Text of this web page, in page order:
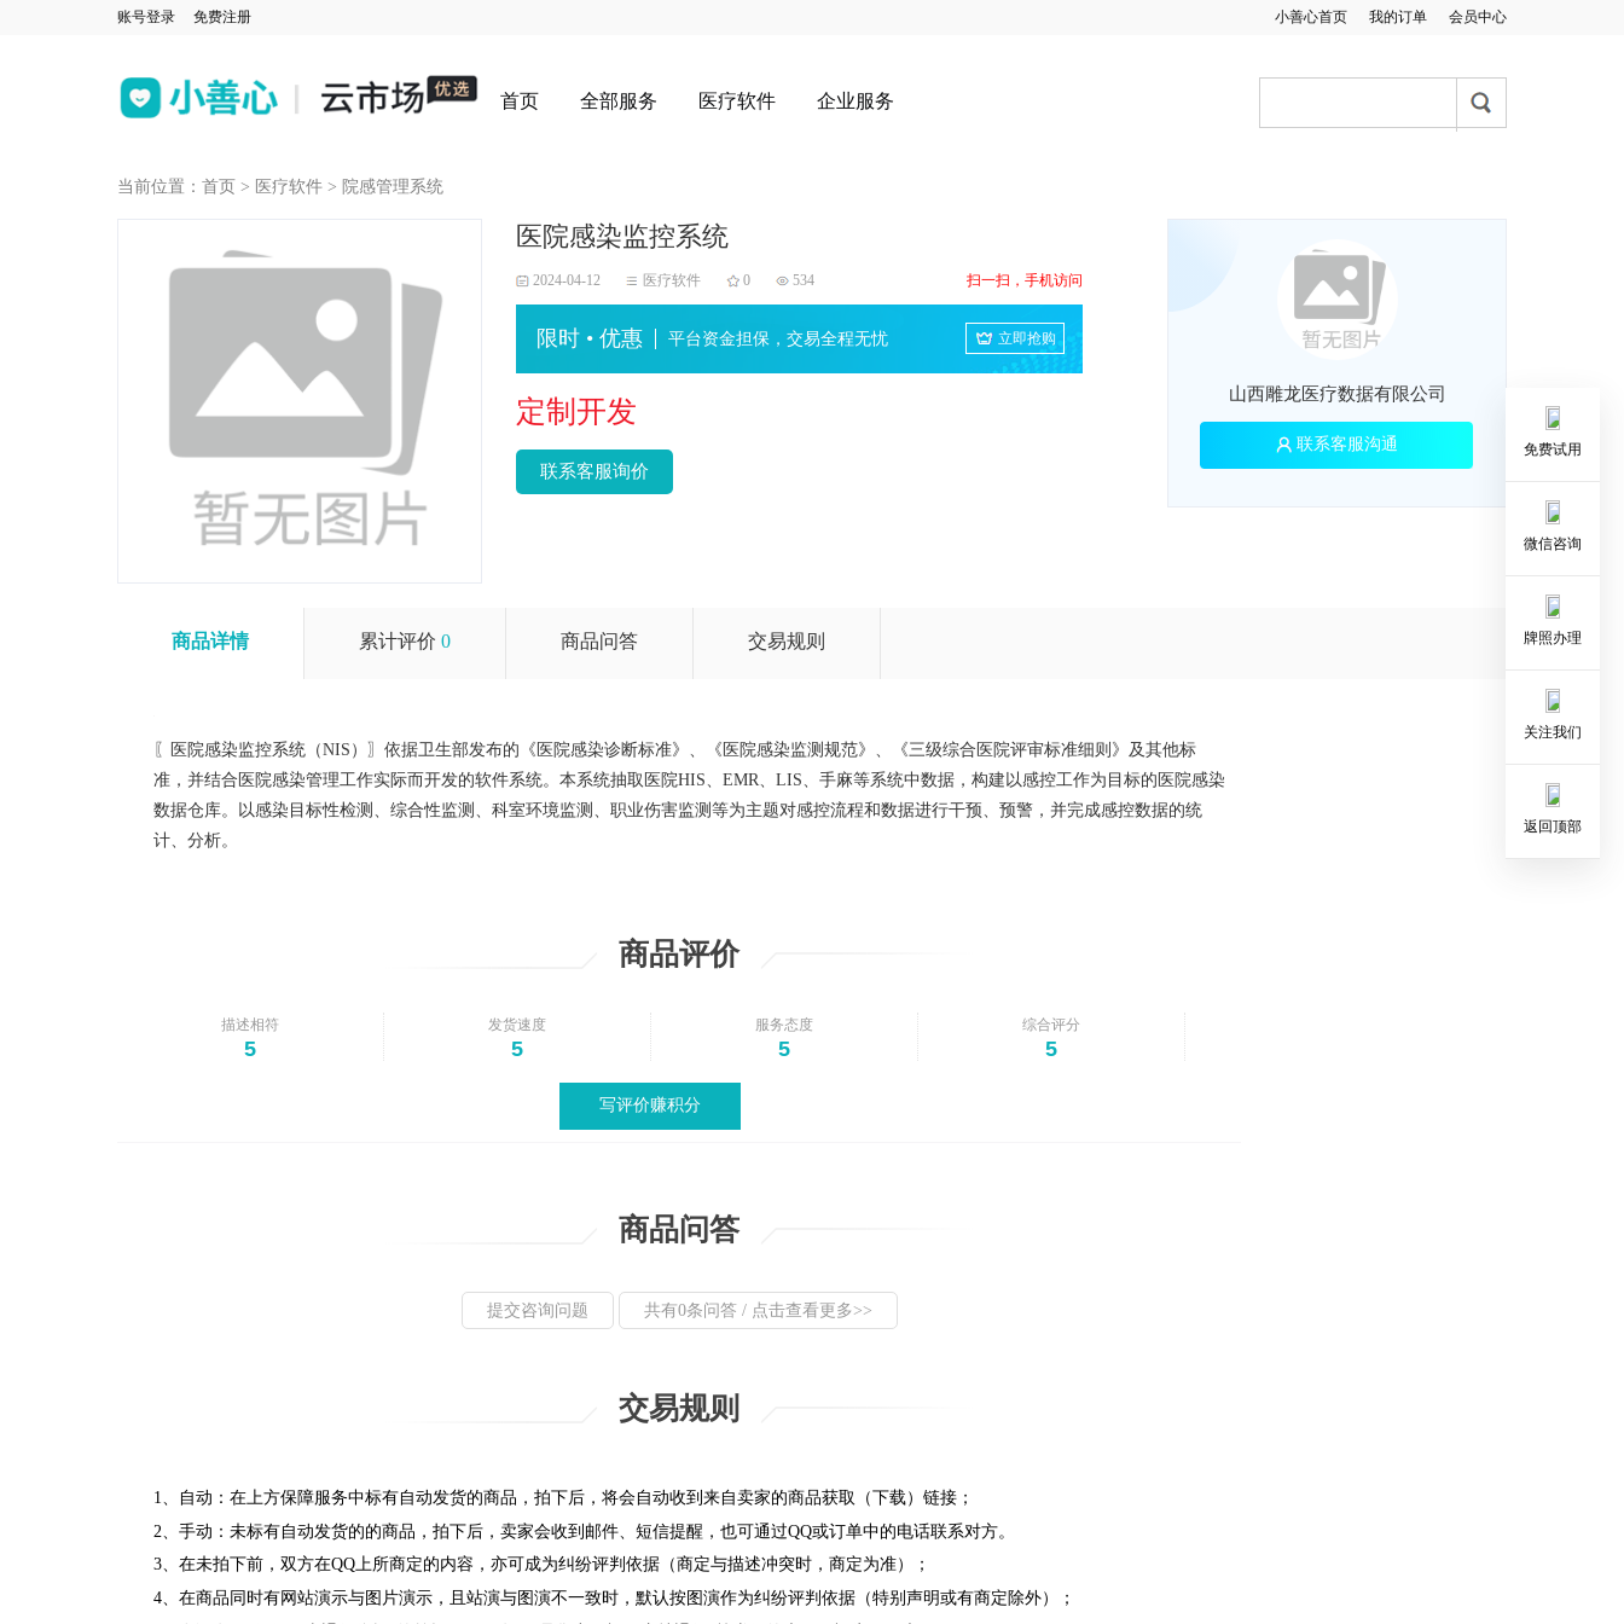
账号登录 免费注册 小善心首页 我的订单 会员中心
首页 全部服务 医疗软件 企业服务
当前位置： 首页 > 医疗软件 > 院感管理系统
医院感染监控系统
2024-04-12 医疗软件 0 534 扫一扫，手机访问
限时 • 优惠 平台资金担保，交易全程无忧 立即抢购
定制开发
联系客服询价
山西雕龙医疗数据有限公司
联系客服沟通
商品详情 累计评价 0 商品问答 交易规则
〖医院感染监控系统（NIS）〗依据卫生部发布的《医院感染诊断标准》、《医院感染监测规范》、《三级综合医院评审标准细则》及其他标
准，并结合医院感染管理工作实际而开发的软件系统。本系统抽取医院HIS、EMR、LIS、手麻等系统中数据，构建以感控工作为目标的医院感染
数据仓库。以感染目标性检测、综合性监测、科室环境监测、职业伤害监测等为主题对感控流程和数据进行干预、预警，并完成感控数据的统
计、分析。
商品评价
描述相符
5
发货速度
5
服务态度
5
综合评分
5
写评价赚积分
商品问答
提交咨询问题 共有0条问答 / 点击查看更多>>
交易规则
1、自动：在上方保障服务中标有自动发货的商品，拍下后，将会自动收到来自卖家的商品获取（下载）链接；
2、手动：未标有自动发货的的商品，拍下后，卖家会收到邮件、短信提醒，也可通过QQ或订单中的电话联系对方。
3、在未拍下前，双方在QQ上所商定的内容，亦可成为纠纷评判依据（商定与描述冲突时，商定为准）；
4、在商品同时有网站演示与图片演示，且站演与图演不一致时，默认按图演作为纠纷评判依据（特别声明或有商定除外）；
免费试用
微信咨询
牌照办理
关注我们
返回顶部